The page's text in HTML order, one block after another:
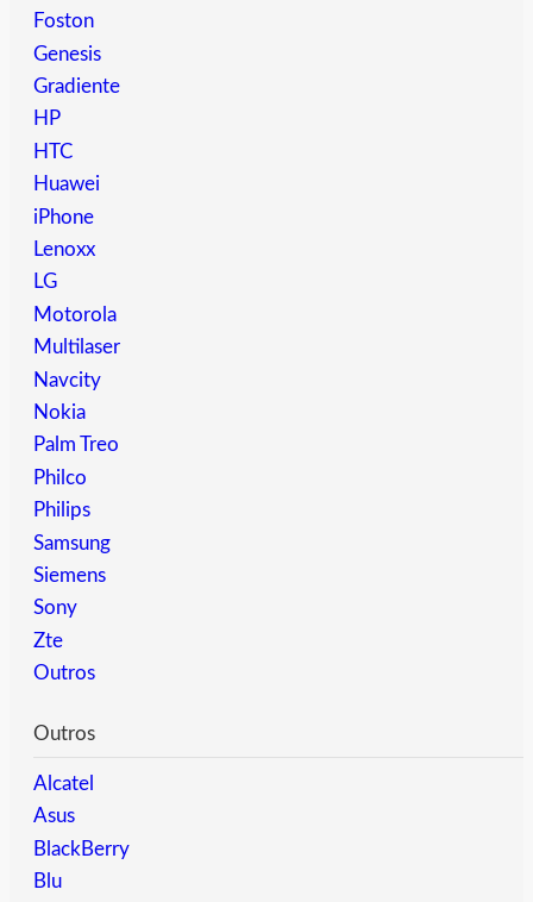
Foston
Genesis
Gradiente
HP
HTC
Huawei
iPhone
Lenoxx
LG
Motorola
Multilaser
Navcity
Nokia
Palm Treo
Philco
Philips
Samsung
Siemens
Sony
Zte
Outros
Outros
Alcatel
Asus
BlackBerry
Blu